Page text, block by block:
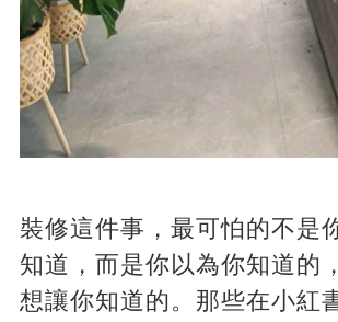
裝修這件事，最可怕的不是
知道，而是你以為你知道的
想讓你知道的。那些在小紅